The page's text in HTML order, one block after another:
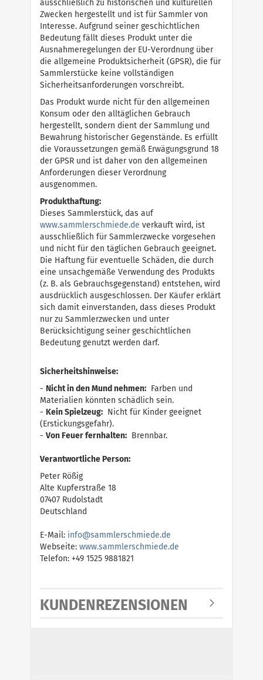
ausschließlich zu historischen und kulturellen
Zwecken hergestellt und ist für Sammler von
Interesse. Aufgrund seiner geschichtlichen
Bedeutung fällt dieses Produkt unter die
Ausnahmeregelungen der EU-Verordnung über
die allgemeine Produktsicherheit (GPSR), die für
Sammlerstücke keine vollständigen
Sicherheitsanforderungen vorschreibt.
Das Produkt wurde nicht für den allgemeinen
Konsum oder den alltäglichen Gebrauch
hergestellt, sondern dient der Sammlung und
Bewahrung historischer Gegenstände. Es erfüllt
die Voraussetzungen gemäß Erwägungsgrund 18
der GPSR und ist daher von den allgemeinen
Anforderungen dieser Verordnung
ausgenommen.
Produkthaftung:
Dieses Sammlerstück, das auf
www.sammlerschmiede.de verkauft wird, ist
ausschließlich für Sammlerzwecke vorgesehen
und nicht für den täglichen Gebrauch geeignet.
Die Haftung für eventuelle Schäden, die durch
eine unsachgemäße Verwendung des Produkts
(z. B. als Gebrauchsgegenstand) entstehen, wird
ausdrücklich ausgeschlossen. Der Käufer erklärt
sich damit einverstanden, dass dieses Produkt
nur zu Sammlerzwecken und unter
Berücksichtigung seiner geschichtlichen
Bedeutung genutzt werden darf.
Sicherheitshinweise:
- Nicht in den Mund nehmen: Farben und
Materialien könnten schädlich sein.
- Kein Spielzeug: Nicht für Kinder geeignet
(Erstickungsgefahr).
- Von Feuer fernhalten: Brennbar.
Verantwortliche Person:
Peter Rößig
Alte Kupferstraße 18
07407 Rudolstadt
Deutschland
E-Mail: info@sammlerschmiede.de
Webseite: www.sammlerschmiede.de
Telefon: +49 1525 9881821
KUNDENREZENSIONEN